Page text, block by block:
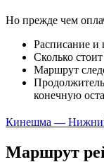
Но прежде чем
Расписание и
Сколько
Маршрут
конечную
Кинешма —
Маршрут